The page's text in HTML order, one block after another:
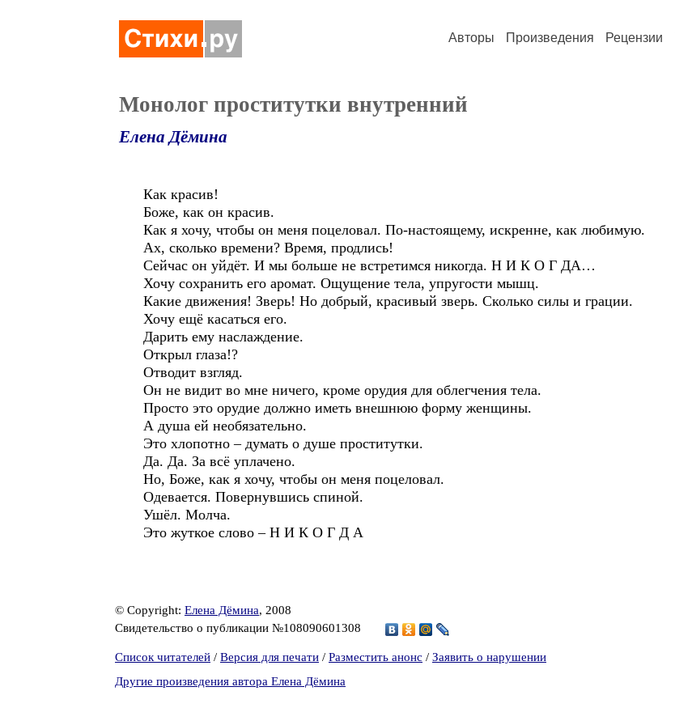
Авторы Произведения Рецензии
Монолог проститутки внутренний
Елена Дёмина
Как красив!
Боже, как он красив.
Как я хочу, чтобы он меня поцеловал. По-настоящему, искренне, как любимую.
Ах, сколько времени? Время, продлись!
Сейчас он уйдёт. И мы больше не встретимся никогда. Н И К О Г ДА…
Хочу сохранить его аромат. Ощущение тела, упругости мышц.
Какие движения! Зверь! Но добрый, красивый зверь. Сколько силы и грации.
Хочу ещё касаться его.
Дарить ему наслаждение.
Открыл глаза!?
Отводит взгляд.
Он не видит во мне ничего, кроме орудия для облегчения тела.
Просто это орудие должно иметь внешнюю форму женщины.
А душа ей необязательно.
Это хлопотно – думать о душе проститутки.
Да. Да. За всё уплачено.
Но, Боже, как я хочу, чтобы он меня поцеловал.
Одевается. Повернувшись спиной.
Ушёл. Молча.
Это жуткое слово – Н И К О Г Д А
© Copyright: Елена Дёмина, 2008
Свидетельство о публикации №108090601308
Список читателей / Версия для печати / Разместить анонс / Заявить о нарушении
Другие произведения автора Елена Дёмина